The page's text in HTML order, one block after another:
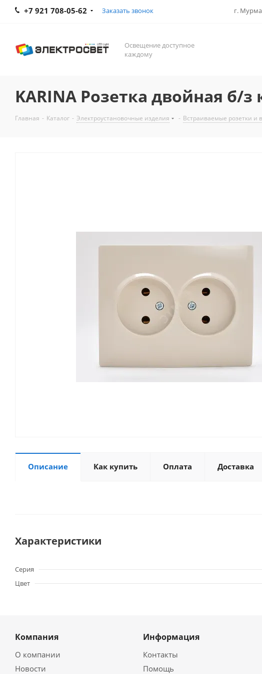
+7 921 708-05-62 Заказать звонок г.
Освещение доступное
каждому
KARINA Розетка двойная б/
Главная - Каталог - Электроустановочные изделия - Встраиваемые розетки и
Описание Как купить Оплата Доставка
Характеристики
Серия
Цвет
Компания
О компании
Новости
Информация
Контакты
Помощь